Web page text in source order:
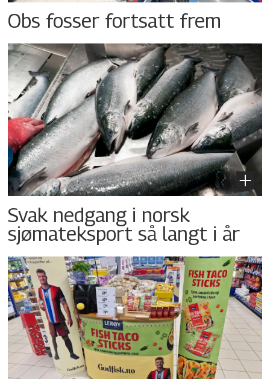
Obs fosser fortsatt frem
Svak nedgang i norsk
sjømateksport så langt i år